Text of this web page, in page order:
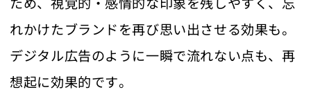
れかけたブランドを再び思い出させる効果も。
デジタル広告のように一瞬で流れない点も、再
想起に効果的です。